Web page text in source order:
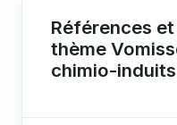
Références
thème
chimio-induits